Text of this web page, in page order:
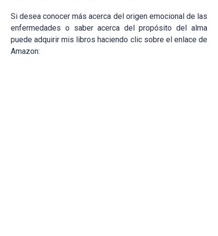
Si desea conocer más acerca del origen emocional de las
enfermedades o saber acerca del propósito del alma
puede adquirir mis libros haciendo clic sobre el enlace de
Amazon: